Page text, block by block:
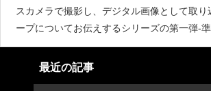
スカメラで撮影し、デジタル画像として取り
ープについてお伝えするシリーズの第一弾-準
ィルムを一眼で簡単きれいにデジタル化する方
ここネガフィルムを一眼で簡単きれいにデジ
最近の記事